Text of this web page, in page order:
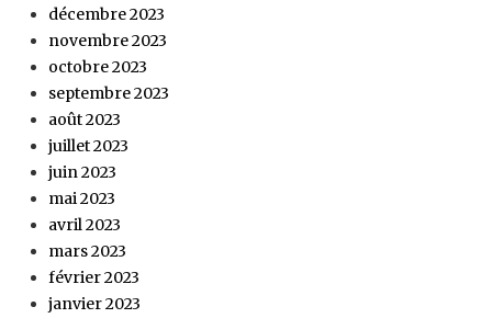
décembre 2023
novembre 2023
octobre 2023
septembre 2023
août 2023
juillet 2023
juin 2023
mai 2023
avril 2023
mars 2023
février 2023
janvier 2023